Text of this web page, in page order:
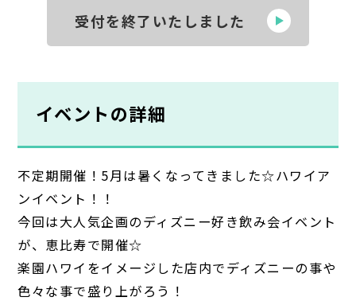
受付を終了いたしました
イベントの詳細
不定期開催！5月は暑くなってきました☆ハワイア
ンイベント！！
今回は大人気企画のディズニー好き飲み会イベント
が、恵比寿で開催☆
楽園ハワイをイメージした店内でディズニーの事や
色々な事で盛り上がろう！